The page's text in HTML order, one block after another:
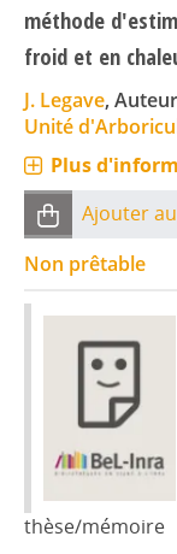
méthode
froid et en
J. Legave,
Unité
Plus
Ajouter
Non prêtable
thèse/mémoire